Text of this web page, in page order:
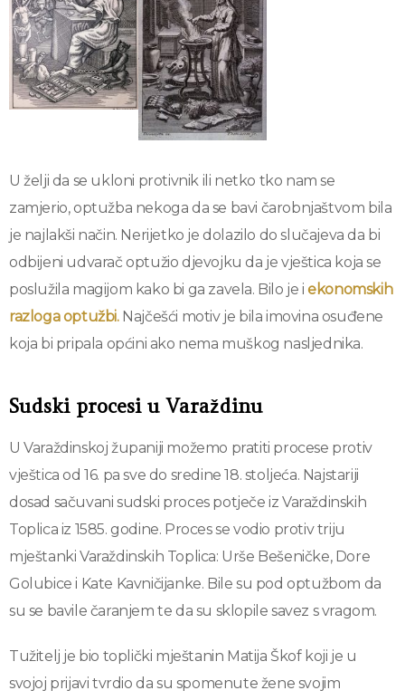
U želji da se ukloni protivnik ili netko tko nam se
zamjerio, optužba nekoga da se bavi čarobnjaštvom bila
je najlakši način. Nerijetko je dolazilo do slučajeva da bi
odbijeni udvarač optužio djevojku da je vještica koja se
poslužila magijom kako bi ga zavela. Bilo je iekonomskih
razloga optužbi.Najčešći motiv je bila imovina osuđene
koja bi pripala općini ako nema muškog nasljednika.
Sudski procesi u Varaždinu
U Varaždinskoj županiji možemo pratiti procese protiv
vještica od 16. pa sve do sredine 18. stoljeća. Najstariji
dosad sačuvani sudski proces potječe iz Varaždinskih
Toplica iz 1585. godine. Proces se vodio protiv triju
mještanki Varaždinskih Toplica: Urše Bešeničke, Dore
Golubice i Kate Kavničijanke. Bile su pod optužbom da
su se bavile čaranjem te da su sklopile savez s vragom.
Tužitelj je bio toplički mještanin Matija Škof koji je u
svojoj prijavi tvrdio da su spomenute žene svojim